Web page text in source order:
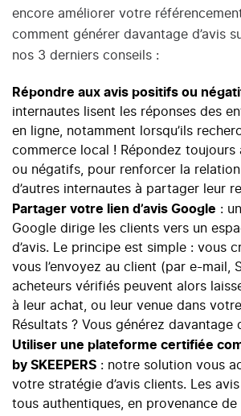
encore améliorer votre
comment générer davantage d’avis
nos 3 derniers conseils :
Répondre aux avis positifs ou
internautes lisent les réponses des
en ligne, notamment lorsqu’ils
commerce local ! Répondez toujours
ou négatifs, pour renforcer la
d’autres internautes à partager leur
Partager votre lien d’avis Google :
Google dirige les clients vers un
d’avis.
Le principe est simple : vous
vous l’envoyez au client (par e-mail,
acheteurs vérifiés peuvent alors
à leur achat, ou leur venue dans
Résultats ? Vous générez davantage
Utiliser une plateforme certifiée
by SKEEPERS : notre solution vous
votre stratégie d’avis clients. Les
tous authentiques, en provenance